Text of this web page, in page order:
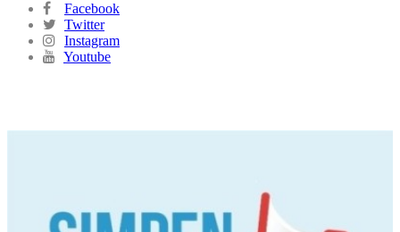
Facebook
Twitter
Instagram
Youtube